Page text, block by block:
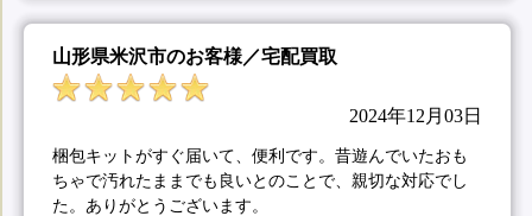
山形県米沢市のお客様／宅配買取
2024年12月03日
梱包キットがすぐ届いて、便利です。昔遊んでいたおも
ちゃで汚れたままでも良いとのことで、親切な対応でし
た。ありがとうございます。